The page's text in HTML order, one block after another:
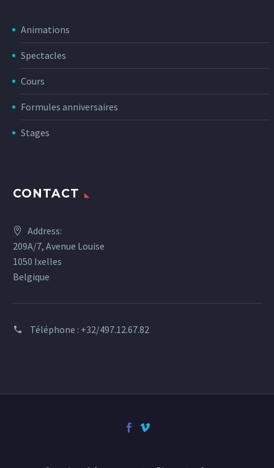
Animations
Spectacles
Cours
Formules anniversaires
Stages
CONTACT
Address:
209A/7, Avenue Louise
1050 Ixelles
Belgique
Téléphone : +32/497.12.67.82